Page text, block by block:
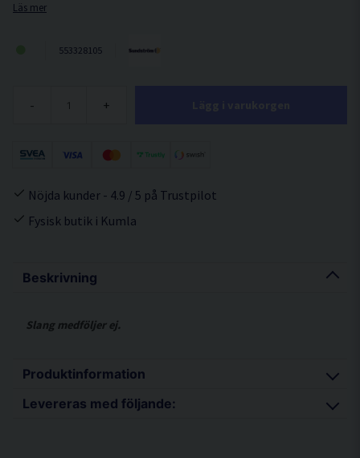
Beskrivning
Slang medföljer ej.
Produktinformation
SR 700 Partikelfläkt Batteridriven lätt partikelfläkt som är
Levereras med följande:
Läs mer
553328105
- +
Nöjda kunder - 4.9 / 5 på Trustpilot
Fysisk butik i Kumla